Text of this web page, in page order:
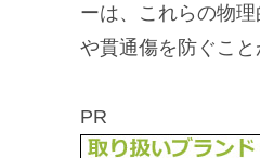
ーは、これらの物
や貫通傷を防ぐこと
PR